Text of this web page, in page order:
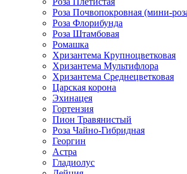
Роза Почвопокровная (мини-
Роза Флорибунда
Роза Штамбовая
Ромашка
Хризантема Крупноцветковая
Хризантема Мультифлора
Хризантема Среднецветковая
Царская корона
Эхинацея
Гортензия
Пион Травянистый
Роза Чайно-Гибридная
Георгин
Астра
Гладиолус